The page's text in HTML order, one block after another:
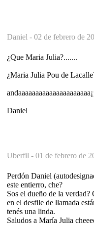
Daniel - 02 de febrero de
¿Que Maria Julia?.......
¿Maria Julia Pou de
Daniel
Uberfil - 01 de febrero de
Perdón Daniel
este entierro, che?
Sos el dueño de la
en el desfile de llamada
tenés una linda.
Saludos a María Julia